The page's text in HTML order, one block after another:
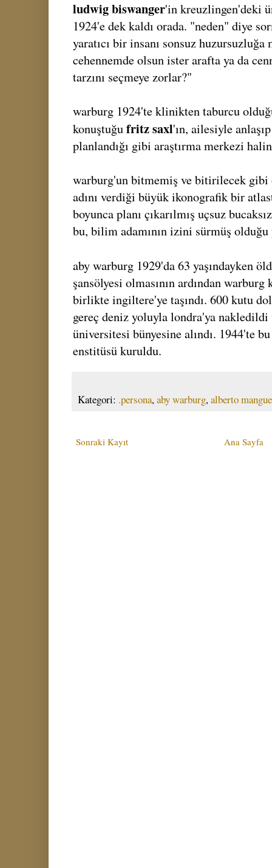
ludwig biswanger'in kreuzlingen'deki
1924'e dek kaldı orada. "neden" diye
yaratıcı bir insanı sonsuz
cehennemde olsun ister arafta ya da
tarzını seçmeye zorlar?"
warburg 1924'te klinikten taburcu
konuştuğufritz saxl'ın, ailesiyle
planlandığı gibi araştırma merkezi
warburg'un bitmemiş ve bitirilecek gibi
adını verdiği büyük ikonografik bir
boyunca planı çıkarılmış uçsuz
bu, bilim adamının izini sürmüş olduğu
aby warburg 1929'da 63 yaşındayken
şansölyesi olmasının ardından
birlikte ingiltere'ye taşındı. 600 kutu
gereç deniz yoluyla londra'ya nakledildi
üniversitesi bünyesine alındı. 1944'te
enstitüsü kuruldu.
Kategori: .persona,aby warburg,alberto
Sonraki Kayıt Ana Sayfa